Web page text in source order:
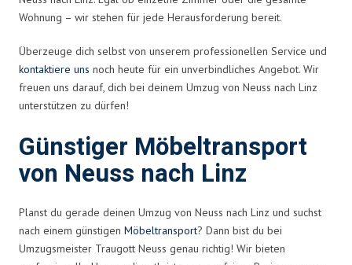
Wohnung – wir stehen für jede Herausforderung bereit.
Überzeuge dich selbst von unserem professionellen Service und
kontaktiere uns noch heute für ein unverbindliches Angebot. Wir
freuen uns darauf, dich bei deinem Umzug von Neuss nach Linz
unterstützen zu dürfen!
Günstiger Möbeltransport
von Neuss nach Linz
Planst du gerade deinen Umzug von Neuss nach Linz und suchst
nach einem günstigen Möbeltransport? Dann bist du bei
Umzugsmeister Traugott Neuss genau richtig! Wir bieten